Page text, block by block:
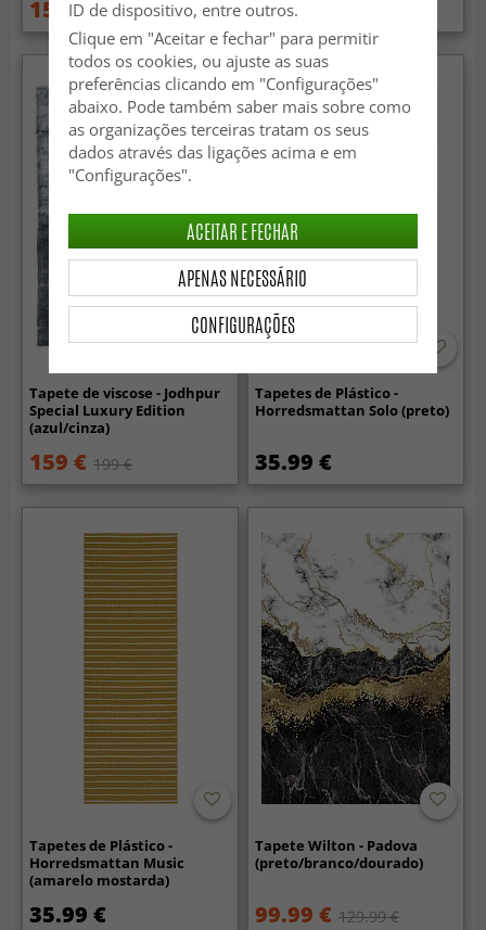
159 € 199 € 36.99 €
Tapete de viscose - Jodhpur
Special Luxury Edition
(azul/cinza)
159 € 199 €
Tapetes de Plástico -
Horredsmattan Solo (preto)
35.99 €
Tapetes de Plástico -
Horredsmattan Music
(amarelo mostarda)
35.99 €
Tapete Wilton - Padova
(preto/branco/dourado)
99.99 € 129.99 €
ID de dispositivo, entre outros.
Clique em "Aceitar e fechar" para permitir
todos os cookies, ou ajuste as suas
preferências clicando em "Configurações"
abaixo. Pode também saber mais sobre como
as organizações terceiras tratam os seus
dados através das ligações acima e em
"Configurações".
CONFIGURAÇÕES
APENAS NECESSÁRIO
ACEITAR E FECHAR